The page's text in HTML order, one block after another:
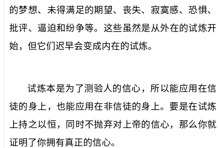
的梦想、未得满足的期望、丧失、寂寞感、恐惧、
批评、逼迫和纷争等。这些虽然是从外在的试炼开
始，但它们迟早会变成内在的试炼。
试炼本是为了测验人的信心，所以能应用在信
徒的身上，也能应用在非信徒的身上。要是在试炼
上持之以恒，同时不抛弃对上帝的信心，那么你就
证明了你拥有真正的信心。